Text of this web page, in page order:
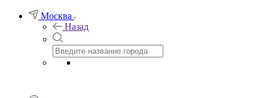
Москва
Назад